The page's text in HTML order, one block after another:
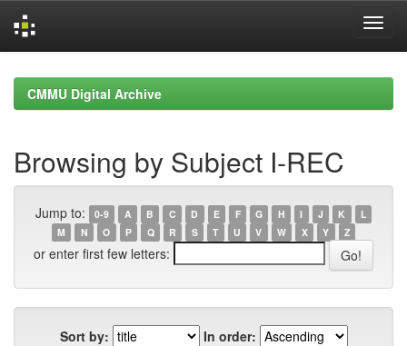
navigationCMMU Digital Archive
Browsing by Subject I-REC
Jump to: 0-9 A B C D E F G H I J K
L
M
N O P Q R S T U V W X Y Z
or enter first few letters:
Sort by:
In order: